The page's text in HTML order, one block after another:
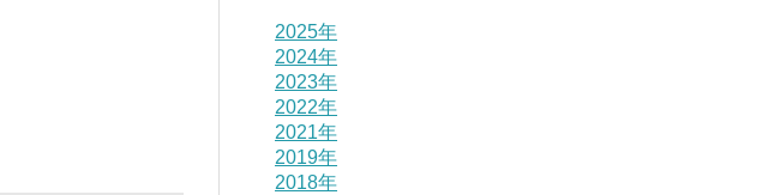
2025年
2024年
2023年
2022年
2021年
2019年
2018年